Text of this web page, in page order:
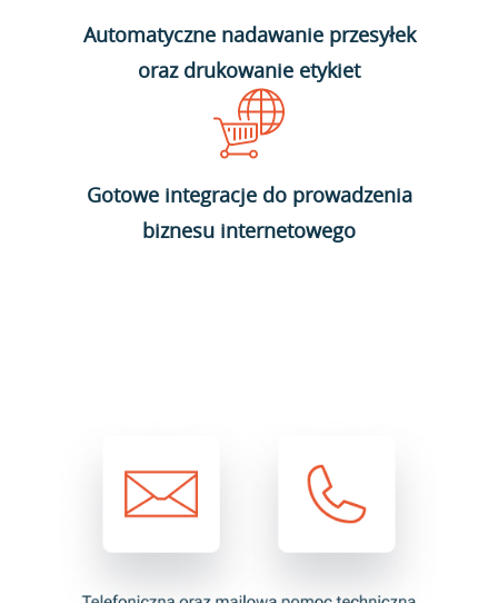
Automatyczne nadawanie przesyłek
oraz drukowanie etykiet
Gotowe integracje do prowadzenia
biznesu internetowego